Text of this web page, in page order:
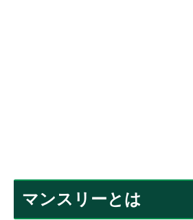
マンスリーとは